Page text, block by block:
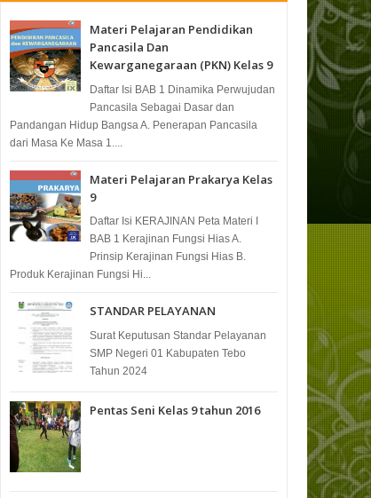
Materi Pelajaran Pendidikan
Pancasila Dan
Kewarganegaraan (PKN) Kelas 9
Daftar Isi BAB 1 Dinamika Perwujudan
Pancasila Sebagai Dasar dan
Pandangan Hidup Bangsa A. Penerapan Pancasila
dari Masa Ke Masa 1....
Materi Pelajaran Prakarya Kelas
9
Daftar Isi KERAJINAN Peta Materi I
BAB 1 Kerajinan Fungsi Hias A.
Prinsip Kerajinan Fungsi Hias B.
Produk Kerajinan Fungsi Hi...
STANDAR PELAYANAN
Surat Keputusan Standar Pelayanan
SMP Negeri 01 Kabupaten Tebo
Tahun 2024
Pentas Seni Kelas 9 tahun 2016